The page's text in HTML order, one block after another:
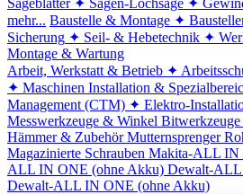
Sägeblätter ✦ Sägen-Lochsäge ✦
mehr... Baustelle & Montage ✦
Sicherung ✦ Seil- & Hebetechnik ✦
Montage & Wartung
Arbeit, Werkstatt & Betrieb ✦
✦ Maschinen Installation &
Management (CTM) ✦ Elektro-
Messwerkzeuge & Winkel Bitwerkzeuge
Hämmer & Zubehör Mutternsprenger
Magazinierte Schrauben Makita-ALL IN
ALL IN ONE (ohne Akku) Dewalt-
Dewalt-ALL IN ONE (ohne Akku)